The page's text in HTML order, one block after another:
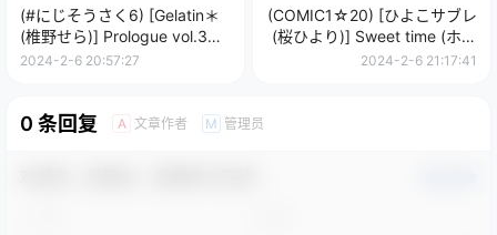
(#にじそうさく6) [Gelatin＊
(椎野せら)] Prologue vol.3
(にじさんじ)
2024-2-6 20:57:27
(COMIC1☆20) [ひよこサブレ
(桜ひより)] Sweet time (ホロ
ライブ)
2024-2-6 21:17:41
0 条回复 A 文章作者 M 管理员